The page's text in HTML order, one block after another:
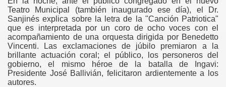
Teatro Municipal (también inaugurado ese día), el Dr.
Sanjinés explica sobre la letra de la "Canción Patriotica"
que es interpretada por un coro de ocho voces con el
acompañamiento de una orquesta dirigida por Benedetto
Vincenti. Las exclamaciones de júbilo premiaron a la
brillante actuación coral; el público, los personeros del
gobierno, el mismo héroe de la batalla de Ingavi:
Presidente José Ballivián, felicitaron ardientemente a los
autores.